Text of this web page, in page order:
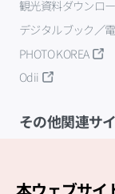
観光資料ダウンロ
デジタルブック／
PHOTO KOREA
Odii
その他関連サ